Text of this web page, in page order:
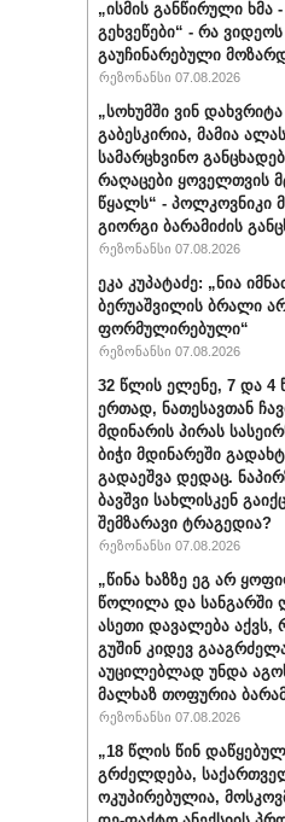
„ისმის განწირული ხმა
გეხვეწები“ - რა ვიდეოს
გაუჩინარებული
რეზონანსი 07.08.2026
„სოხუმში ვინ
გაბესკირია, მამია
სამარცხვინო
რაღაცები ყოველთვის
წყალს“ - პოლკოვნიკი
გიორგი ბარამიძის
რეზონანსი 07.08.2026
ეკა კუპატაძე: „ნია
ბერუაშვილის ბრალი
ფორმულირებული“
რეზონანსი 07.08.2026
32 წლის ელენე, 7 და 4
ერთად, ნათესავთან
მდინარის პირას
ბიჭი მდინარეში
გადაეშვა დედაც.
ბავშვი სახლისკენ
შემზარავი ტრაგედია?
რეზონანსი 07.08.2026
„წინა ხაზზე ეგ არ
წოლილა და სანგარში
ასეთი დავალება აქვს,
გუშინ კიდევ
აუცილებლად უნდა
მალხაზ თოფურია
რეზონანსი 07.08.2026
„18 წლის წინ
გრძელდება,
ოკუპირებულია,